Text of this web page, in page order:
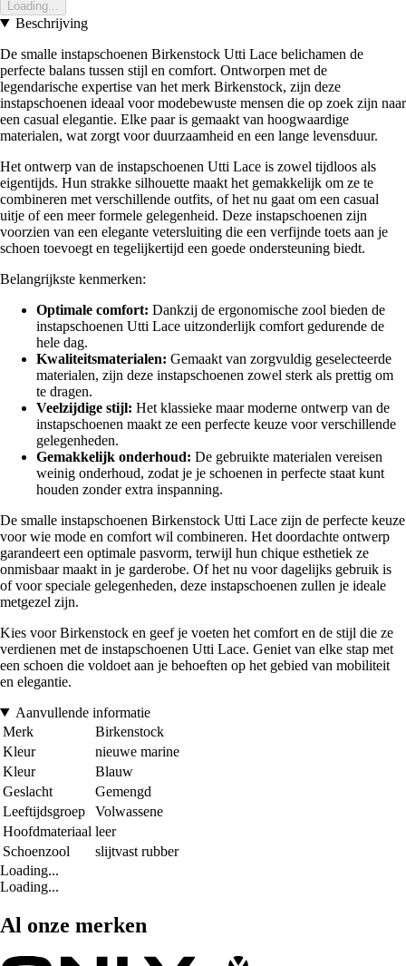
Loading...
Beschrijving
De smalle instapschoenen Birkenstock Utti Lace belichamen de
perfecte balans tussen stijl en comfort. Ontworpen met de
legendarische expertise van het merk Birkenstock, zijn deze
instapschoenen ideaal voor modebewuste mensen die op zoek zijn naar
een casual elegantie. Elke paar is gemaakt van hoogwaardige
materialen, wat zorgt voor duurzaamheid en een lange levensduur.
Het ontwerp van de instapschoenen Utti Lace is zowel tijdloos als
eigentijds. Hun strakke silhouette maakt het gemakkelijk om ze te
combineren met verschillende outfits, of het nu gaat om een casual
uitje of een meer formele gelegenheid. Deze instapschoenen zijn
voorzien van een elegante vetersluiting die een verfijnde toets aan je
schoen toevoegt en tegelijkertijd een goede ondersteuning biedt.
Belangrijkste kenmerken:
Optimale comfort: Dankzij de ergonomische zool bieden de
instapschoenen Utti Lace uitzonderlijk comfort gedurende de
hele dag.
Kwaliteitsmaterialen: Gemaakt van zorgvuldig geselecteerde
materialen, zijn deze instapschoenen zowel sterk als prettig om
te dragen.
Veelzijdige stijl: Het klassieke maar moderne ontwerp van de
instapschoenen maakt ze een perfecte keuze voor verschillende
gelegenheden.
Gemakkelijk onderhoud: De gebruikte materialen vereisen
weinig onderhoud, zodat je je schoenen in perfecte staat kunt
houden zonder extra inspanning.
De smalle instapschoenen Birkenstock Utti Lace zijn de perfecte keuze
voor wie mode en comfort wil combineren. Het doordachte ontwerp
garandeert een optimale pasvorm, terwijl hun chique esthetiek ze
onmisbaar maakt in je garderobe. Of het nu voor dagelijks gebruik is
of voor speciale gelegenheden, deze instapschoenen zullen je ideale
metgezel zijn.
Kies voor Birkenstock en geef je voeten het comfort en de stijl die ze
verdienen met de instapschoenen Utti Lace. Geniet van elke stap met
een schoen die voldoet aan je behoeften op het gebied van mobiliteit
en elegantie.
Aanvullende informatie
Merk
Birkenstock
Kleur
nieuwe marine
Kleur
Blauw
Geslacht
Gemengd
Leeftijdsgroep
Volwassene
Hoofdmateriaal leer
Schoenzool
slijtvast rubber
Loading...
Loading...
Al onze merken